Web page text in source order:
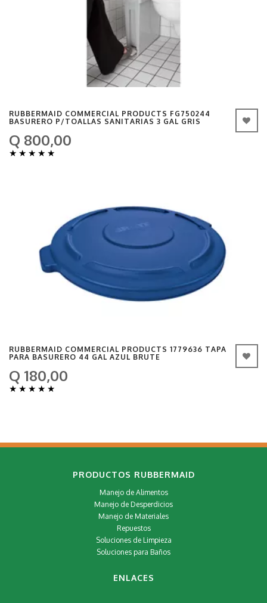
RUBBERMAID COMMERCIAL PRODUCTS FG750244
BASURERO P/TOALLAS SANITARIAS 3 GAL GRIS
Q 800,00
★ ★ ★ ★ ★
RUBBERMAID COMMERCIAL PRODUCTS 1779636 TAPA
PARA BASURERO 44 GAL AZUL BRUTE
Q 180,00
★ ★ ★ ★ ★
PRODUCTOS RUBBERMAID
Manejo de Alimentos
Manejo de Desperdicios
Manejo de Materiales
Repuestos
Soluciones de Limpieza
Soluciones para Baños
ENLACES